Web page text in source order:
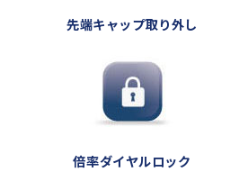
先端キャップ取り外し
倍率ダイヤルロック